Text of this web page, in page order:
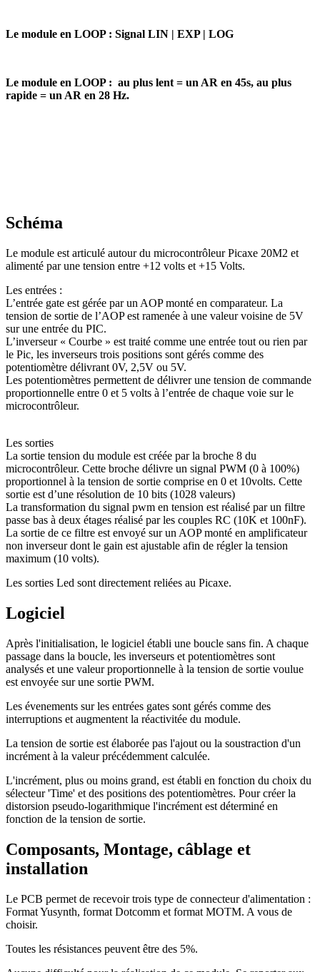
Le module en LOOP : Signal LIN | EXP | LOG
Le module en LOOP : au plus lent = un AR en 45s, au plus
rapide = un AR en 28 Hz.
Schéma
Le module est articulé autour du microcontrôleur Picaxe 20M2 et
alimenté par une tension entre +12 volts et +15 Volts.
Les entrées :
L’entrée gate est gérée par un AOP monté en comparateur. La
tension de sortie de l’AOP est ramenée à une valeur voisine de 5V
sur une entrée du PIC.
L’inverseur « Courbe » est traité comme une entrée tout ou rien par
le Pic, les inverseurs trois positions sont gérés comme des
potentiomètre délivrant 0V, 2,5V ou 5V.
Les potentiomètres permettent de délivrer une tension de commande
proportionnelle entre 0 et 5 volts à l’entrée de chaque voie sur le
microcontrôleur.
Les sorties
La sortie tension du module est créée par la broche 8 du
microcontrôleur. Cette broche délivre un signal PWM (0 à 100%)
proportionnel à la tension de sortie comprise en 0 et 10volts. Cette
sortie est d’une résolution de 10 bits (1028 valeurs)
La transformation du signal pwm en tension est réalisé par un filtre
passe bas à deux étages réalisé par les couples RC (10K et 100nF).
La sortie de ce filtre est envoyé sur un AOP monté en amplificateur
non inverseur dont le gain est ajustable afin de régler la tension
maximum (10 volts).
Les sorties Led sont directement reliées au Picaxe.
Logiciel
Après l'initialisation, le logiciel établi une boucle sans fin. A chaque
passage dans la boucle, les inverseurs et potentiomètres sont
analysés et une valeur proportionnelle à la tension de sortie voulue
est envoyée sur une sortie PWM.
Les évenements sur les entrées gates sont gérés comme des
interruptions et augmentent la réactivitée du module.
La tension de sortie est élaborée pas l'ajout ou la soustraction d'un
incrément à la valeur précédemment calculée.
L'incrément, plus ou moins grand, est établi en fonction du choix du
sélecteur 'Time' et des positions des potentiomètres. Pour créer la
distorsion pseudo-logarithmique l'incrément est déterminé en
fonction de la tension de sortie.
Composants, Montage, câblage et
installation
Le PCB permet de recevoir trois type de connecteur d'alimentation :
Format Yusynth, format Dotcomm et format MOTM. A vous de
choisir.
Toutes les résistances peuvent être des 5%.